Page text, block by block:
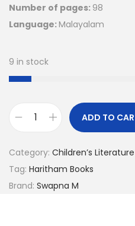
Number of pages: 98
Language: Malayalam
9 in stock
ADD TO
Category: Children’s Literature
Tag: Haritham Books
Brand: Swapna M